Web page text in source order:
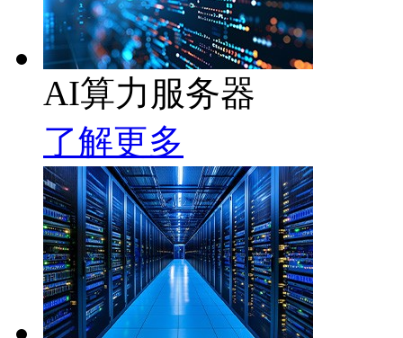
AI算力服务器
了解更多